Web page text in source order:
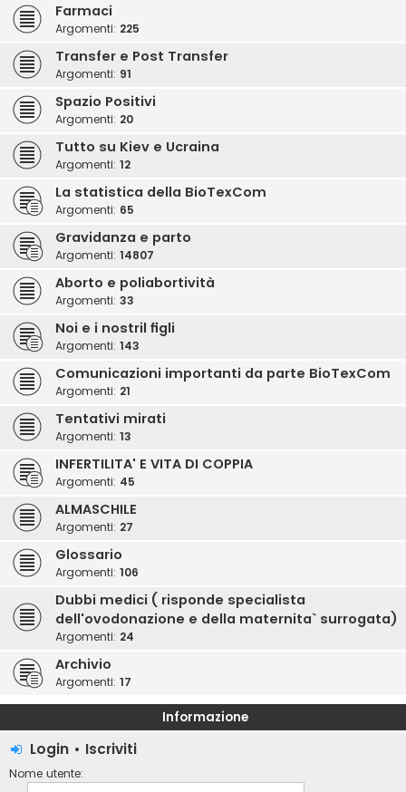
Farmaci
Argomenti: 225
Transfer e Post Transfer
Argomenti: 91
Spazio Positivi
Argomenti: 20
Tutto su Kiev e Ucraina
Argomenti: 12
La statistica della BioTexCom
Argomenti: 65
Gravidanza e parto
Argomenti: 14807
Aborto e poliabortività
Argomenti: 33
Noi e i nostril figli
Argomenti: 143
Comunicazioni importanti da parte BioTexCom
Argomenti: 21
Tentativi mirati
Argomenti: 13
INFERTILITA' E VITA DI COPPIA
Argomenti: 45
ALMASCHILE
Argomenti: 27
Glossario
Argomenti: 106
Dubbi medici ( risponde specialista
dell'ovodonazione e della maternita` surrogata)
Argomenti: 24
Archivio
Argomenti: 17
Informazione
Login • Iscriviti
Nome utente: